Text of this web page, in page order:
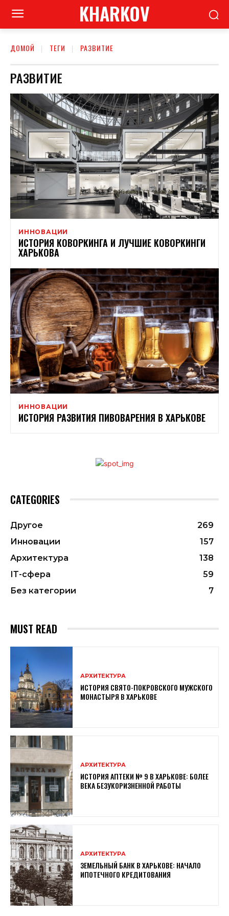
KHARKOV
ДОМОЙ ТЕГИ РАЗВИТИЕ
РАЗВИТИЕ
ИННОВАЦИИ
ИСТОРИЯ КОВОРКИНГА И ЛУЧШИЕ КОВОРКИНГИ
ХАРЬКОВА
ИННОВАЦИИ
ИСТОРИЯ РАЗВИТИЯ ПИВОВАРЕНИЯ В ХАРЬКОВЕ
CATEGORIES
Другое
269
Инновации
157
Архитектура
138
ІТ-сфера
59
Без категории
7
MUST READ
АРХИТЕКТУРА
ИСТОРИЯ СВЯТО-ПОКРОВСКОГО МУЖСКОГО
МОНАСТЫРЯ В ХАРЬКОВЕ
АРХИТЕКТУРА
ИСТОРИЯ АПТЕКИ № 9 В ХАРЬКОВЕ: БОЛЕЕ
ВЕКА БЕЗУКОРИЗНЕННОЙ РАБОТЫ
АРХИТЕКТУРА
ЗЕМЕЛЬНЫЙ БАНК В ХАРЬКОВЕ: НАЧАЛО
ИПОТЕЧНОГО КРЕДИТОВАНИЯ